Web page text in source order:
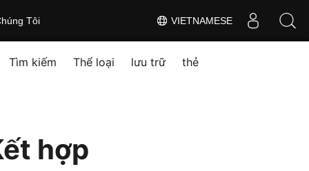
VIETNAMESE
Tôi
Tìm kiếm Thể loại lưu trữ thẻ
hợp